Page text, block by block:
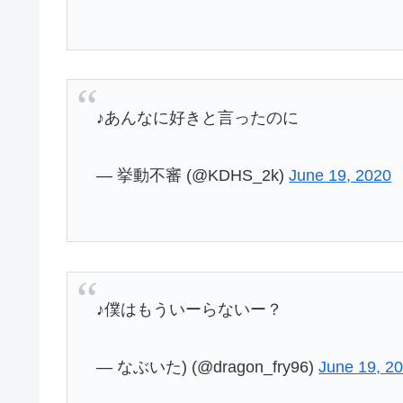
♪あんなに好きと言ったのに
— 挙動不審 (@KDHS_2k)June 19, 2020
♪僕はもういーらないー？
— なぶいた) (@dragon_fry96)June 19,